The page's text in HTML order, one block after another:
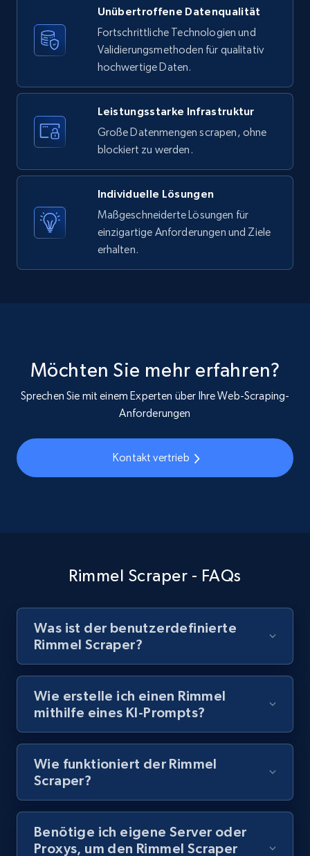
Video length, Likes, Views, and more.
8.1K+ 714+ Gratis testen
Youtube - Videos posts - Discover videos by
channel URL
URL, Title, Youtuber, Youtuber md5, Video url,
Video length, Likes, Views, and more.
8.1K+
Youtube - Videos posts - Search videos by
Youtube - Videos posts - Discovery records
by Explore page URL
URL, Title, Youtuber, Youtuber md5, Video url,
Video length, Likes, Views, and more.
8.1K+ 714+ Gratis testen
Youtube - Videos posts - Discovery videos
by podcast url
Unübertroffene Datenqualität
Fortschrittliche Technologien und
Validierungsmethoden für qualitativ
hochwertige Daten.
Leistungsstarke Infrastruktur
Große Datenmengen scrapen, ohne
blockiert zu werden.
Individuelle Lösungen
Maßgeschneiderte Lösungen für
einzigartige Anforderungen und Ziele
erhalten.
Möchten Sie mehr erfahren?
Sprechen Sie mit einem Experten über Ihre Web-Scraping-
Anforderungen
Kontakt vertrieb
Rimmel Scraper - FAQs
Was ist der benutzerdefinierte
Rimmel Scraper?
Wie erstelle ich einen Rimmel
mithilfe eines KI-Prompts?
Wie funktioniert der Rimmel
Scraper?
Benötige ich eigene Server oder
Proxys, um den Rimmel Scraper